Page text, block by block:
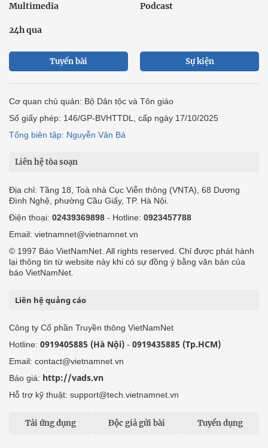
Multimedia Podcast
24h qua
Tuyến bài Sự kiện
Cơ quan chủ quản: Bộ Dân tộc và Tôn giáo
Số giấy phép: 146/GP-BVHTTDL, cấp ngày 17/10/2025
Tổng biên tập: Nguyễn Văn Bá
Liên hệ tòa soạn
Địa chỉ: Tầng 18, Toà nhà Cục Viễn thông (VNTA), 68 Dương
Đình Nghệ, phường Cầu Giấy, TP. Hà Nội.
Điện thoại: 02439369898 - Hotline: 0923457788
Email: vietnamnet@vietnamnet.vn
© 1997 Báo VietNamNet. All rights reserved. Chỉ được phát hành
lại thông tin từ website này khi có sự đồng ý bằng văn bản của
báo VietNamNet.
Liên hệ quảng cáo
Công ty Cổ phần Truyền thông VietNamNet
Hotline: 0919405885 (Hà Nội) - 0919435885 (Tp.HCM)
Email: contact@vietnamnet.vn
Báo giá: http://vads.vn
Hỗ trợ kỹ thuật: support@tech.vietnamnet.vn
Tải ứng dụng Độc giả gửi bài Tuyển dụng